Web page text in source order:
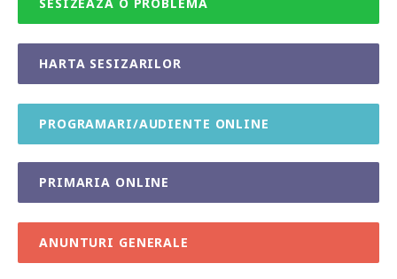
SESIZEAZA O PROBLEMA
HARTA SESIZARILOR
PROGRAMARI/AUDIENTE ONLINE
PRIMARIA ONLINE
ANUNTURI GENERALE